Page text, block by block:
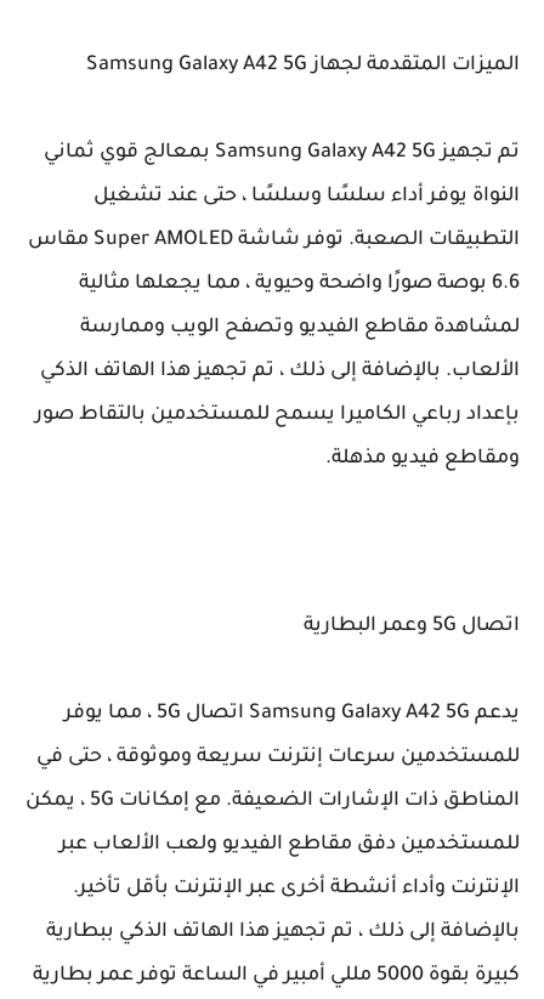
الميزات المتقدمة لجهاز Samsung Galaxy A42 5G
تم تجهيز Samsung Galaxy A42 5G بمعالج قوي ثماني
النواة يوفر أداء سلسًا وسلسًا ، حتى عند تشغيل
التطبيقات الصعبة. توفر شاشة Super AMOLED مقاس
6.6 بوصة صورًا واضحة وحيوية ، مما يجعلها مثالية
لمشاهدة مقاطع الفيديو وتصفح الويب وممارسة
الألعاب. بالإضافة إلى ذلك ، تم تجهيز هذا الهاتف الذكي
بإعداد رباعي الكاميرا يسمح للمستخدمين بالتقاط صور
ومقاطع فيديو مذهلة.
اتصال 5G وعمر البطارية
يدعم Samsung Galaxy A42 5G اتصال 5G ، مما يوفر
للمستخدمين سرعات إنترنت سريعة وموثوقة ، حتى في
المناطق ذات الإشارات الضعيفة. مع إمكانات 5G ، يمكن
للمستخدمين دفق مقاطع الفيديو ولعب الألعاب عبر
الإنترنت وأداء أنشطة أخرى عبر الإنترنت بأقل تأخير.
بالإضافة إلى ذلك ، تم تجهيز هذا الهاتف الذكي ببطارية
كبيرة بقوة 5000 مللي أمبير في الساعة توفر عمر بطارية